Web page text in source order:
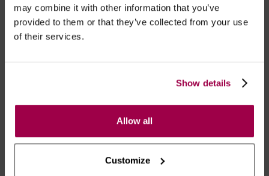
may combine it with other information that you’ve
provided to them or that they’ve collected from your use
of their services.
Show details
Allow all
Customize